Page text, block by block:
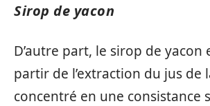
Sirop de yacon
D’autre part, le sirop de yacon
partir de l’extraction du jus de
concentré en une consistance